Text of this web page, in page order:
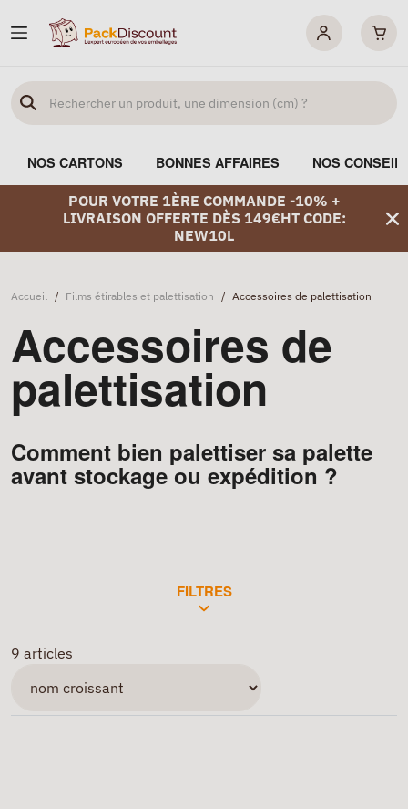
NOS CARTONS BONNES AFFAIRES NOS
POUR VOTRE 1ÈRE COMMANDE -10% +
LIVRAISON OFFERTE DÈS 149€HT CODE:
NEW10L
Accueil / Films étirables et palettisation / Accessoires de palettisation
Accessoires de
palettisation
Comment bien palettiser sa palette
avant stockage ou expédition ?
FILTRES
9 articles